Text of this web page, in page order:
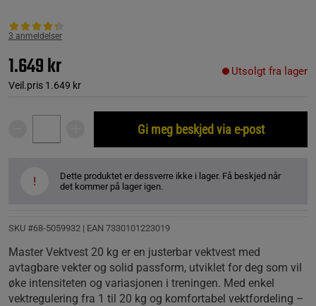
3 anmeldelser
1.649 kr
Veil.pris 1.649 kr
Utsolgt fra lager
Gi meg beskjed via e-post
!
Dette produktet er dessverre ikke i lager. Få beskjed når
det kommer på lager igen.
SKU #68-5059932 | EAN 7330101223019
Master Vektvest 20 kg er en justerbar vektvest med
avtagbare vekter og solid passform, utviklet for deg som vil
øke intensiteten og variasjonen i treningen. Med enkel
vektregulering fra 1 til 20 kg og komfortabel vektfordeling –